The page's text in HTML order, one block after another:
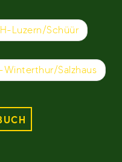
Luzern/Schüür
Winterthur/Salzhaus